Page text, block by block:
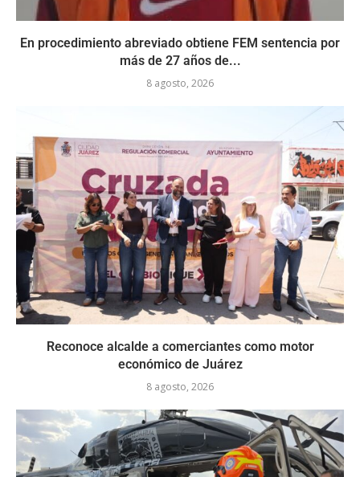
En procedimiento abreviado obtiene FEM sentencia por
más de 27 años de...
8 agosto, 2026
Reconoce alcalde a comerciantes como motor
económico de Juárez
8 agosto, 2026